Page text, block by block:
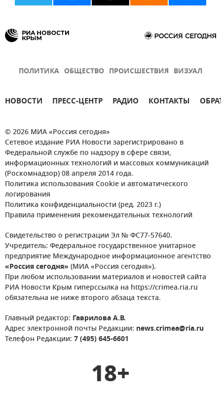
ПОЛИТИКА ОБЩЕСТВО ПРОИСШЕСТВИЯ ВИЗУАЛ
НОВОСТИ ПРЕСС-ЦЕНТР РАДИО КОНТАКТЫ
© 2026 МИА «Россия сегодня»
Сетевое издание РИА Новости зарегистрировано в
Федеральной службе по надзору в сфере связи,
информационных технологий и массовых коммуникаций
(Роскомнадзор) 08 апреля 2014 года.
Политика использования Cookie и автоматического
логирования
Политика конфиденциальности (ред. 2023 г.)
Правила применения рекомендательных технологий
Свидетельство о регистрации Эл № ФС77-57640.
Учредитель: Федеральное государственное унитарное
предприятие Международное информационное агентство
«Россия сегодня» (МИА «Россия сегодня»).
При любом использовании материалов и новостей сайта
РИА Новости Крым гиперссылка на https://crimea.ria.ru
обязательна не ниже второго абзаца текста.
Главный редактор: Гаврилова А.В.
Адрес электронной почты Редакции: news.crimea@ria.ru
Телефон Редакции: 7 (495) 645-6601
18+